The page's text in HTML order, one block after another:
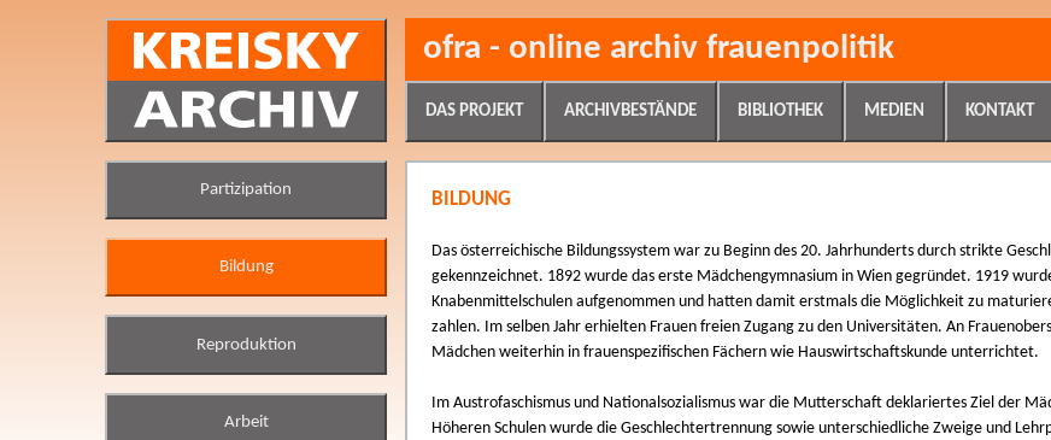
ofra - online archiv frauenpolitik
DAS PROJEKT ARCHIVBESTÄNDE BIBLIOTHEK MEDIEN KONTAKT
Partizipation
Bildung
Reproduktion
Arbeit
BILDUNG
Das österreichische Bildungssystem war zu Beginn des 20. Jahrhunderts durch strikte
gekennzeichnet. 1892 wurde das erste Mädchengymnasium in Wien gegründet. 1919
Knabenmittelschulen aufgenommen und hatten damit erstmals die Möglichkeit zu
zahlen. Im selben Jahr erhielten Frauen freien Zugang zu den Universitäten. An
Mädchen weiterhin in frauenspezifischen Fächern wie Hauswirtschaftskunde unterrichtet.
Im Austrofaschismus und Nationalsozialismus war die Mutterschaft deklariertes Ziel der
Höheren Schulen wurde die Geschlechtertrennung sowie unterschiedliche Zweige und